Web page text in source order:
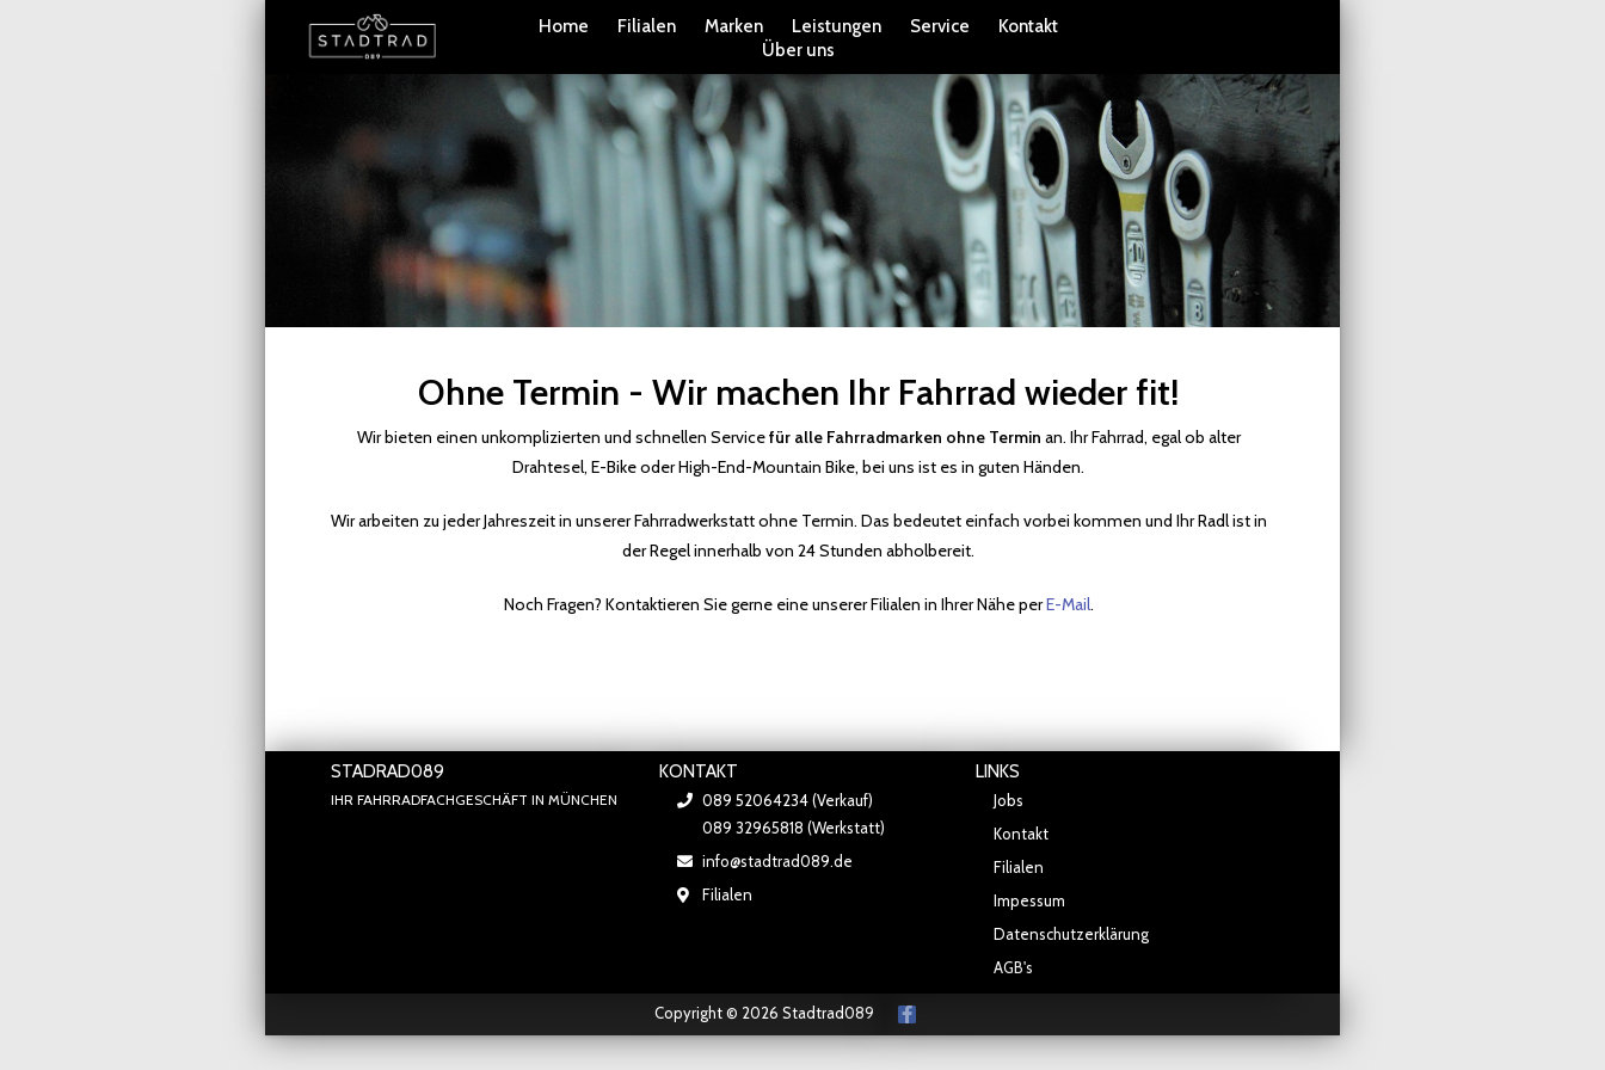
Home Filialen Marken Leistungen Service
Kontakt
Über uns
Ohne Termin - Wir machen Ihr Fahrrad wieder fit!
Wir bieten einen unkomplizierten und schnellen Servicefür alle Fahrradmarken ohne Termin an. Ihr Fahrrad, egal ob alter
Drahtesel, E-Bike oder High-End-Mountain Bike, bei uns ist es in guten Händen.
Wir arbeiten zu jeder Jahreszeit in unserer Fahrradwerkstatt ohne Termin. Das bedeutet einfach vorbei kommen und Ihr Radl ist in
der Regel innerhalb von 24 Stunden abholbereit.
Noch Fragen? Kontaktieren Sie gerne eine unserer Filialen in Ihrer Nähe perE-Mail.
STADRAD089
IHR FAHRRADFACHGESCHÄFT IN MÜNCHEN
KONTAKT
089 52064234 (Verkauf)
089 32965818 (Werkstatt)
info@stadtrad089.de
Filialen
LINKS
Jobs
Kontakt
Filialen
Impessum
Datenschutzerklärung
AGB's
Copyright © 2026 Stadtrad089